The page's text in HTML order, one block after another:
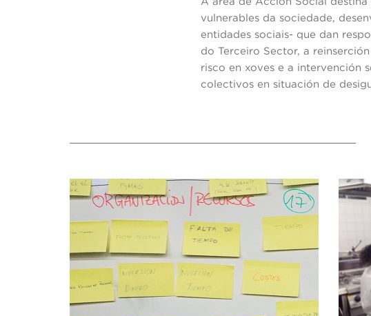
vulnerables da sociedade,
entidades sociais- que dan
do Terceiro Sector, a
risco en xoves e a intervención
colectivos en situación de